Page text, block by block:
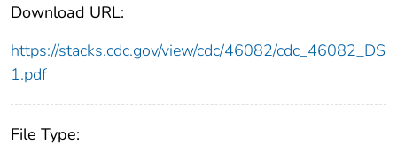
Download URL:
https://stacks.cdc.gov/view/cdc/46082/cdc_46082_DS
1.pdf
File Type: